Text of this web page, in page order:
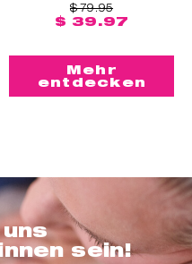
$ 79.95
$ 39.97
Mehr
entdecken
sein!